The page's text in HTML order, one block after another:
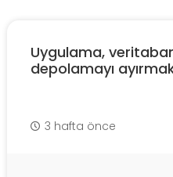
Uygulama,
depolamayı
3 hafta önce